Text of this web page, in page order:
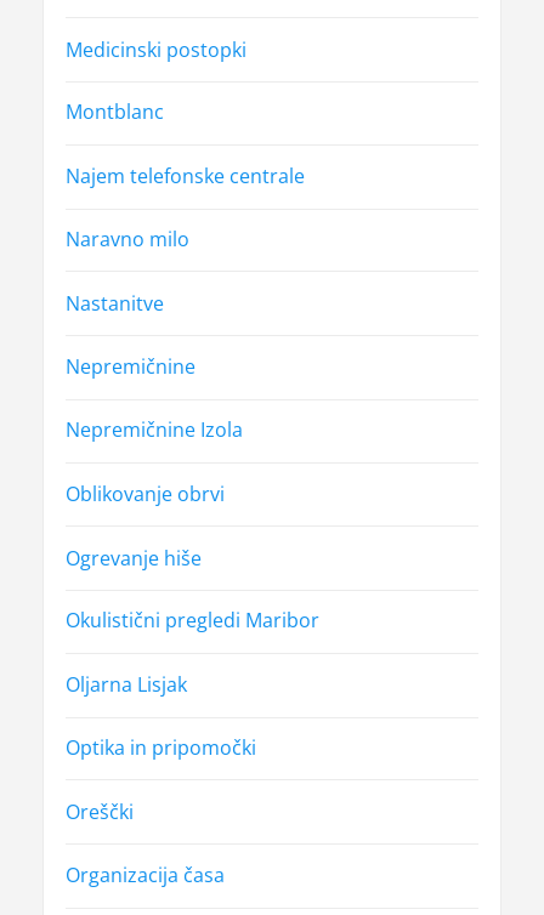
Medicinski postopki
Montblanc
Najem telefonske centrale
Naravno milo
Nastanitve
Nepremičnine
Nepremičnine Izola
Oblikovanje obrvi
Ogrevanje hiše
Okulistični pregledi Maribor
Oljarna Lisjak
Optika in pripomočki
Oreščki
Organizacija časa